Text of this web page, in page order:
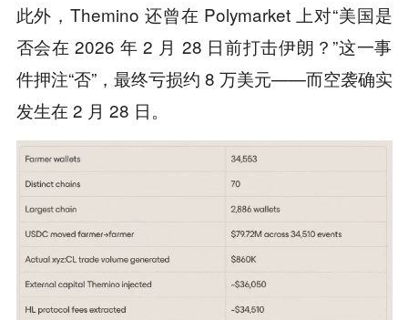
此外，Themino 还曾在 Polymarket 上对“美国是
否会在 2026 年 2 月 28 日前打击伊朗？”这一事
件押注“否”，最终亏损约 8 万美元——而空袭确实
发生在 2 月 28 日。